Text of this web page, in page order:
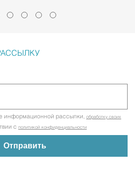
информационной рассылки, обработку своих
с политикой конфиденциальности